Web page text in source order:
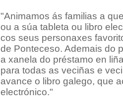
"Animamos ás familias a
ou a súa tableta ou libro
cos seus personaxes
de Ponteceso. Ademais do
a xanela do préstamo en
para todas as veciñas e
avance o libro galego, que
electrónico."